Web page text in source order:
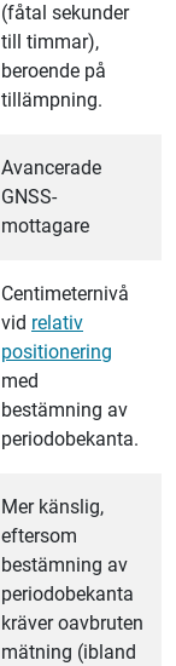
(fåtal sekunder
till timmar),
beroende på
tillämpning.
Avancerade
GNSS-
mottagare
Centimeternivå
vid relativ
positionering
med
bestämning av
periodobekanta.
Mer känslig,
eftersom
bestämning av
periodobekanta
kräver oavbruten
mätning (ibland